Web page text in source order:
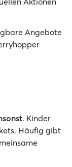
Angebote
. Kinder
Häufig gibt